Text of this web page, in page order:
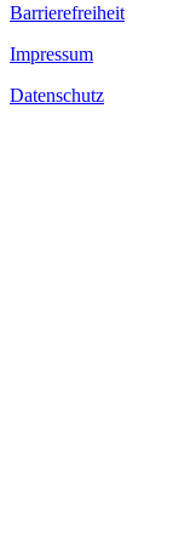
Barrierefreiheit
Impressum
Datenschutz